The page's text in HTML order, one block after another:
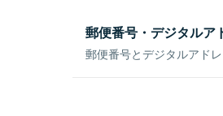
郵便番号・デジタルア
郵便番号とデジタルアド